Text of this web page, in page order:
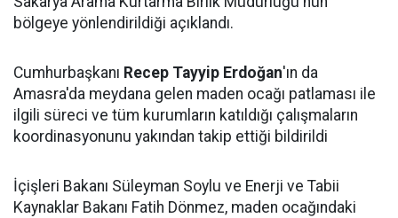
bölgeye yönlendirildiği açıklandı.
Cumhurbaşkanı Recep Tayyip Erdoğan'ın da
Amasra'da meydana gelen maden ocağı patlaması ile
ilgili süreci ve tüm kurumların katıldığı çalışmaların
koordinasyonunu yakından takip ettiği bildirildi
İçişleri Bakanı Süleyman Soylu ve Enerji ve Tabii
Kaynaklar Bakanı Fatih Dönmez, maden ocağındaki